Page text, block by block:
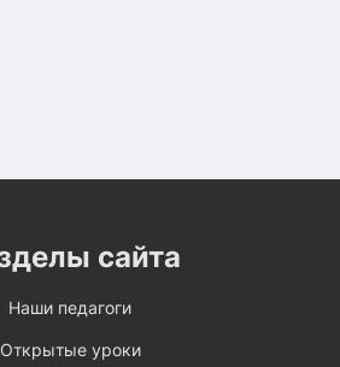
сайта
Наши педагоги
Открытые уроки